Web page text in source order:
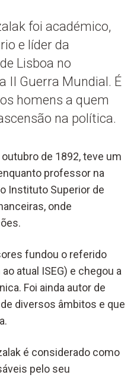
foi académico,
e líder da
Lisboa no
II Guerra Mundial. É
homens a quem
na política.
de 1892, teve um
professor na
Instituto Superior de
onde
fundou o referido
atual ISEG) e chegou a
Foi ainda autor de
diversos âmbitos e que
é considerado como
pelo seu